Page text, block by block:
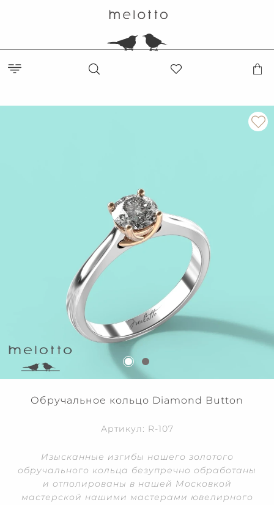
Обручальное кольцо Diamond Button
Артикул: R-107
Изысканные изгибы нашего золотого
обручального кольца безупречно обработаны
и отполированы в нашей Московкой
мастерской нашими мастерами ювелирного